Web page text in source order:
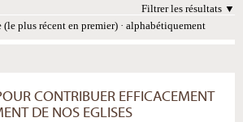
Filtrer les résultats
(le plus récent en premier) · alphabétiquement
CONTRIBUER EFFICACEMENT
DE NOS EGLISES